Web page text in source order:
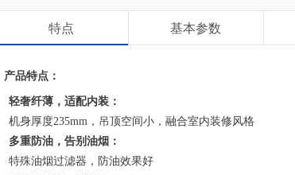
特点 基本参数
产品特点：
轻奢纤薄，适配内装：
机身厚度235mm，吊顶空间小，融合室内装修风格
多重防油，告别油烟：
特殊油烟过滤器，防油效果好